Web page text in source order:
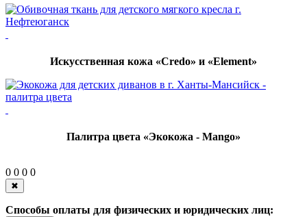
Искусственная кожа «Credo» и «Element»
Палитра цвета «Экокожа - Mango»
0 0 0 0
✖
Способы оплаты для физических и юридических лиц: